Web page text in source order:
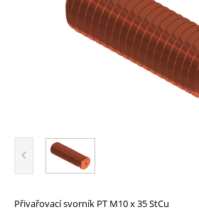
Přivařovací svorník PT M10 x 35 StCu